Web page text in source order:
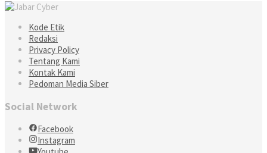
Kode Etik
Redaksi
Privacy Policy
Tentang Kami
Kontak Kami
Pedoman Media Siber
Social Network
Facebook
Instagram